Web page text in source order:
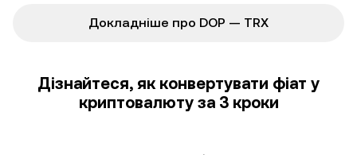
Докладніше про DOP — TRX
Дізнайтеся, як конвертувати фіат у
криптовалюту за 3 кроки